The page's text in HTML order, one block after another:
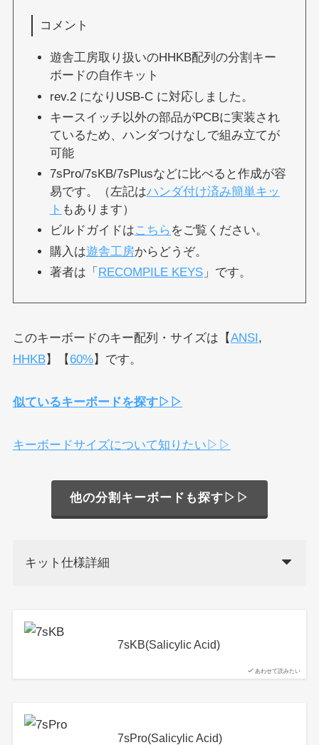
コメント
遊舎工房取り扱いのHHKB配列の分割キー
ボードの自作キット
rev.2 になりUSB-C に対応しました。
キースイッチ以外の部品がPCBに実装され
ているため、ハンダつけなしで組み立てが
可能
7sPro/7sKB/7sPlusなどに比べると作成が容
易です。（左記はハンダ付け済み簡単キッ
ト もあります）
ビルドガイドはこちら をご覧ください。
購入は遊舎工房からどうぞ。
著者は「 RECOMPILE KEYS」です。
このキーボードのキー配列・サイズは【ANSI,
HHKB】【 60%】です。
似ているキーボードを探す▷▷
キーボードサイズについて知りたい▷▷
他の分割キーボードも探す▷▷
キット仕様詳細
あわせて読みたい
7sKB(Salicylic Acid)
7sPro(Salicylic Acid)